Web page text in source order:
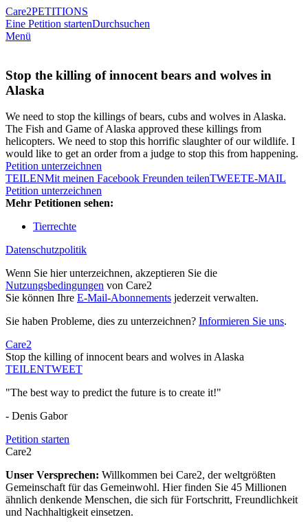
Care2PETITIONS
Eine Petition startenDurchsuchen
Menü
Stop the killing of innocent bears and wolves in
Alaska
We need to stop the killings of bears, cubs and wolves in Alaska.
The Fish and Game of Alaska approved these killings from
helicopters. We need to stop this horrific slaughter of our wildlife. I
would like to get an order from a judge to stop this from happening.
Petition unterzeichnen
TEILENMit meinen Facebook Freunden teilenTWEETE-MAIL
Petition unterzeichnen
Mehr Petitionen sehen:
Tierrechte
Datenschutzpolitik
Wenn Sie hier unterzeichnen, akzeptieren Sie die
Nutzungsbedingungen von Care2
Sie können Ihre E-Mail-Abonnements jederzeit verwalten.
Sie haben Probleme, dies zu unterzeichnen? Informieren Sie uns.
Care2
Stop the killing of innocent bears and wolves in Alaska
TEILENTWEET
"The best way to predict the future is to create it!"
- Denis Gabor
Petition starten
Care2
Unser Versprechen: Willkommen bei Care2, der weltgrößten
Gemeinschaft für das Gemeinwohl. Hier finden Sie 45 Millionen
ähnlich denkende Menschen, die sich für Fortschritt, Freundlichkeit
und Nachhaltigkeit einsetzen.